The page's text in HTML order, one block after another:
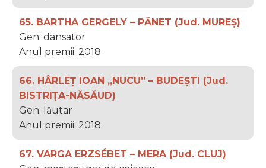
65. BARTHA GERGELY – PĂNET (Jud. MUREȘ)
Gen: dansator
Anul premii: 2018
66. HÂRLEŢ IOAN „NUCU” – BUDEȘTI (Jud.
BISTRIȚA-NĂSĂUD)
Gen: lăutar
Anul premii: 2018
67. VARGA ERZSÉBET – MERA (Jud. CLUJ)